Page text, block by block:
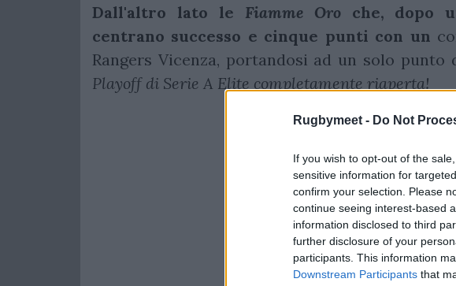
Rugbymeet - Do Not
If you wish to opt-out of the
sensitive information for
confirm your selection. Please
continue seeing interest-based
information disclosed to third
further disclosure of your
participants. This information
Downstream Participants that
Dall'altro lato le Fiamme Oro che, dopo
centrano successo e cinque punti con un
Rangers Vicenza, portandosi ad un solo punto
Playoff di Serie A Elite completamente riaperta!